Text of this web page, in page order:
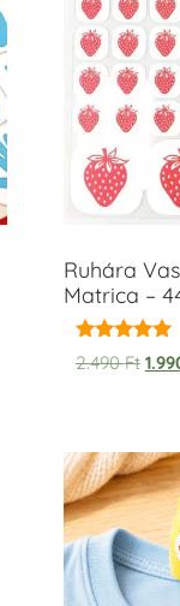
Ruhára
Matrica –
Értékelés:
5.00
2.490Ft